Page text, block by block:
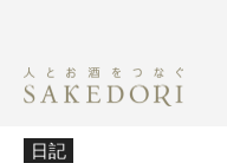
日記